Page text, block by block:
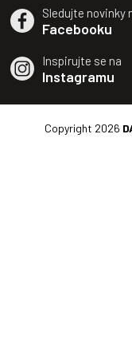
Sledujte novinky
Facebooku
Inspirujte se na
Instagramu
Copyright 2026